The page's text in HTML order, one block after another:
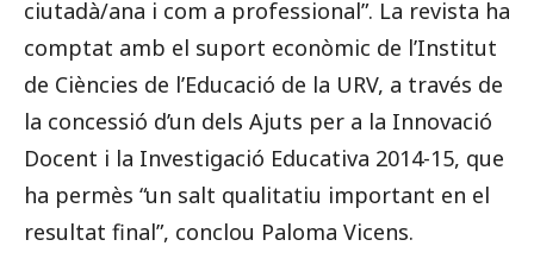
ciutadà/ana i com a professional”. La revista ha
comptat amb el suport econòmic de l’Institut
de Ciències de l’Educació de la URV, a través de
la concessió d’un dels Ajuts per a la Innovació
Docent i la Investigació Educativa 2014-15, que
ha permès “un salt qualitatiu important en el
resultat final”, conclou Paloma Vicens.